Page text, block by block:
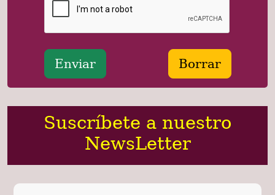
Suscríbete a nuestro
NewsLetter